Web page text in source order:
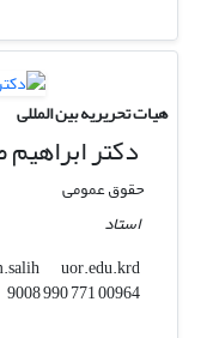
هیات تحریریه بین المللی
دکتر
حقوق عمومی
استاد
ibrahim.salih
uor.edu.krd
00964 771 990 9008